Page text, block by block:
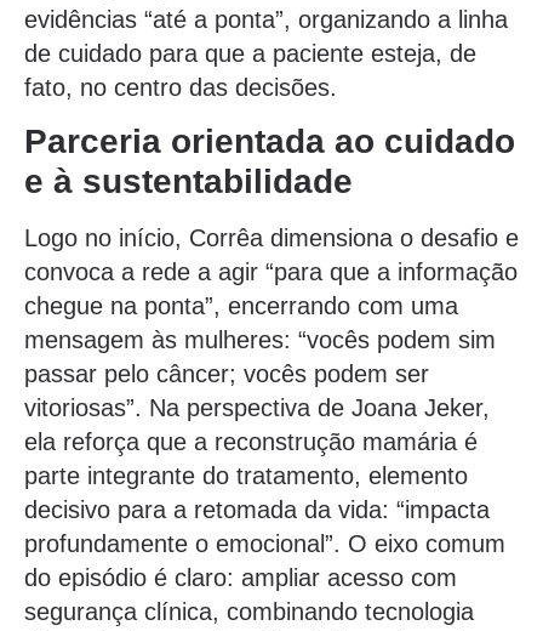
evidências “até a ponta”, organizando a linha
de cuidado para que a paciente esteja, de
fato, no centro das decisões.
Parceria orientada ao cuidado
e à sustentabilidade
Logo no início, Corrêa dimensiona o desafio e
convoca a rede a agir “para que a informação
chegue na ponta”, encerrando com uma
mensagem às mulheres: “vocês podem sim
passar pelo câncer; vocês podem ser
vitoriosas”. Na perspectiva de Joana Jeker,
ela reforça que a reconstrução mamária é
parte integrante do tratamento, elemento
decisivo para a retomada da vida: “impacta
profundamente o emocional”. O eixo comum
do episódio é claro: ampliar acesso com
segurança clínica, combinando tecnologia